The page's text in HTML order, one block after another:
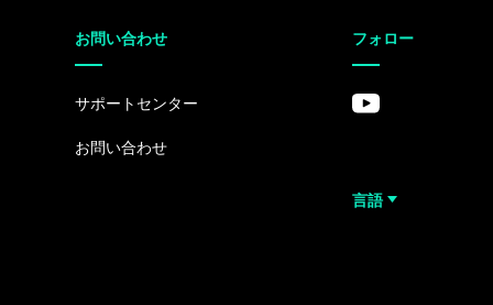
お問い合わせ
サポートセンター
お問い合わせ
フォロー
言語